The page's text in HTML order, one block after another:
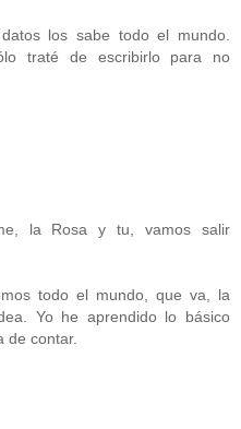
los sabe todo el mundo.
traté de escribirlo para no
la Rosa y tu, vamos salir
todo el mundo, que va, la
Yo he aprendido lo básico
de contar.